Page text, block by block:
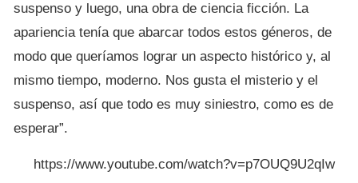
suspenso y luego, una obra de ciencia ficción. La
apariencia tenía que abarcar todos estos géneros, de
modo que queríamos lograr un aspecto histórico y, al
mismo tiempo, moderno. Nos gusta el misterio y el
suspenso, así que todo es muy siniestro, como es de
esperar”.
https://www.youtube.com/watch?v=p7OUQ9U2qIw